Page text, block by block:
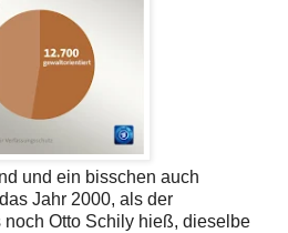
und ein bisschen auch
Jahr 2000, als der
noch Otto Schily hieß, dieselbe